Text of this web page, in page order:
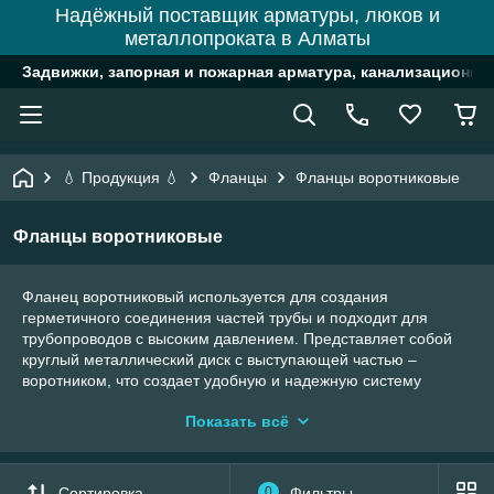
Надёжный поставщик арматуры, люков и
металлопроката в Алматы
Задвижки, запорная и пожарная арматура,
💧 Продукция 💧 Фланцы Фланцы воротниковые
Фланцы воротниковые
Фланец воротниковый используется для создания
герметичного соединения частей трубы и подходит для
трубопроводов с высоким давлением. Представляет собой
круглый металлический диск с выступающей частью –
воротником, что создает удобную и надежную систему
Область использования
фланцев воротниковых
Показать всё